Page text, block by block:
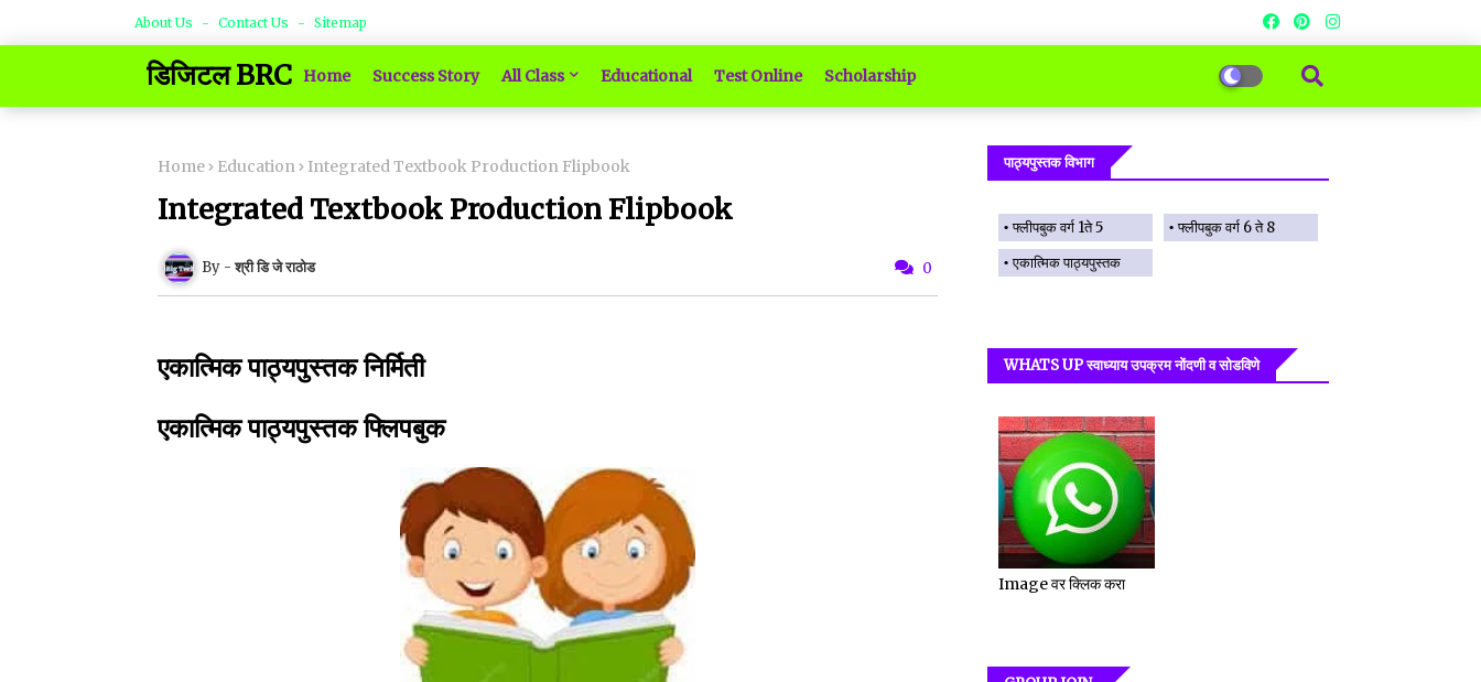
About Us Contact Us Sitemap
डिजिटल BRC Home Success Story All Class Educational Test Online Scholarship
Home Education Integrated Textbook Production Flipbook
Integrated Textbook Production Flipbook
श्री डि जे राठोड 0
एकात्मिक पाठ्यपुस्तक निर्मिती
एकात्मिक पाठ्यपुस्तक फ्लिपबुक
पाठ्यपुस्तक विभाग
फ्लीपबुक वर्ग 1ते 5
फ्लीपबुक वर्ग 6 ते 8
एकात्मिक पाठ्यपुस्तक
WHATS UP स्वाध्याय उपक्रम नोंदणी व सोडविणे
Image वर क्लिक करा